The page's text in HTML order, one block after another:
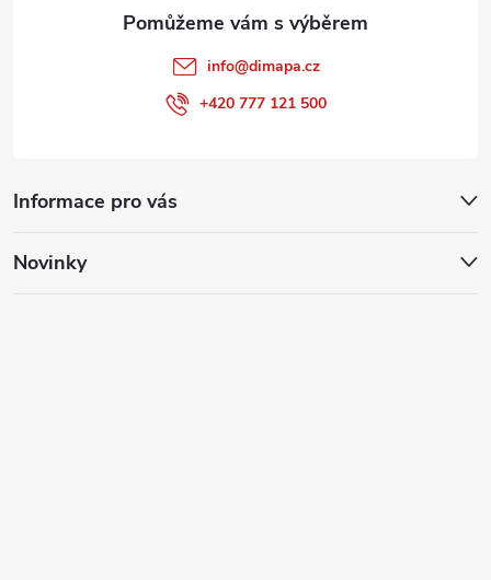
Informace pro vás
Novinky
info@dimapa.cz
+420 777 121 500